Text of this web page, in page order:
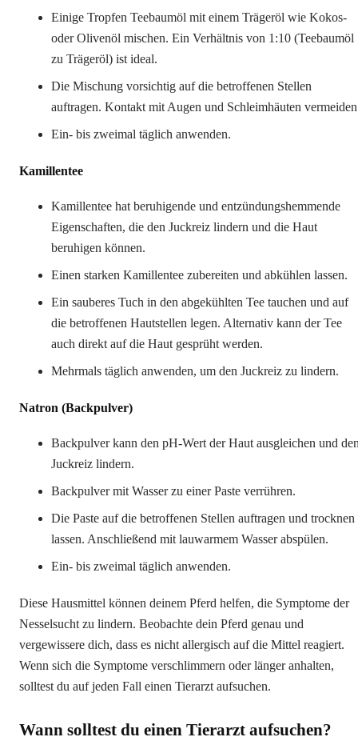
Einige Tropfen Teebaumöl mit einem Trägeröl wie Kokos-
oder Olivenöl mischen. Ein Verhältnis von 1:10 (Teebaumöl
zu Trägeröl) ist ideal.
Die Mischung vorsichtig auf die betroffenen Stellen
auftragen. Kontakt mit Augen und Schleimhäuten
Ein- bis zweimal täglich anwenden.
Kamillentee
Kamillentee hat beruhigende und entzündungshemmende
Eigenschaften, die den Juckreiz lindern und die Haut
beruhigen können.
Einen starken Kamillentee zubereiten und abkühlen lassen.
Ein sauberes Tuch in den abgekühlten Tee tauchen und auf
die betroffenen Hautstellen legen. Alternativ kann der Tee
auch direkt auf die Haut gesprüht werden.
Mehrmals täglich anwenden, um den Juckreiz zu lindern.
Natron (Backpulver)
Backpulver kann den pH-Wert der Haut ausgleichen und
Juckreiz lindern.
Backpulver mit Wasser zu einer Paste verrühren.
Die Paste auf die betroffenen Stellen auftragen und trocknen
lassen. Anschließend mit lauwarmem Wasser abspülen.
Ein- bis zweimal täglich anwenden.
Diese Hausmittel können deinem Pferd helfen, die Symptome der
Nesselsucht zu lindern. Beobachte dein Pferd genau und
vergewissere dich, dass es nicht allergisch auf die Mittel reagiert.
Wenn sich die Symptome verschlimmern oder länger anhalten,
solltest du auf jeden Fall einen Tierarzt aufsuchen.
Wann solltest du einen Tierarzt aufsuchen?